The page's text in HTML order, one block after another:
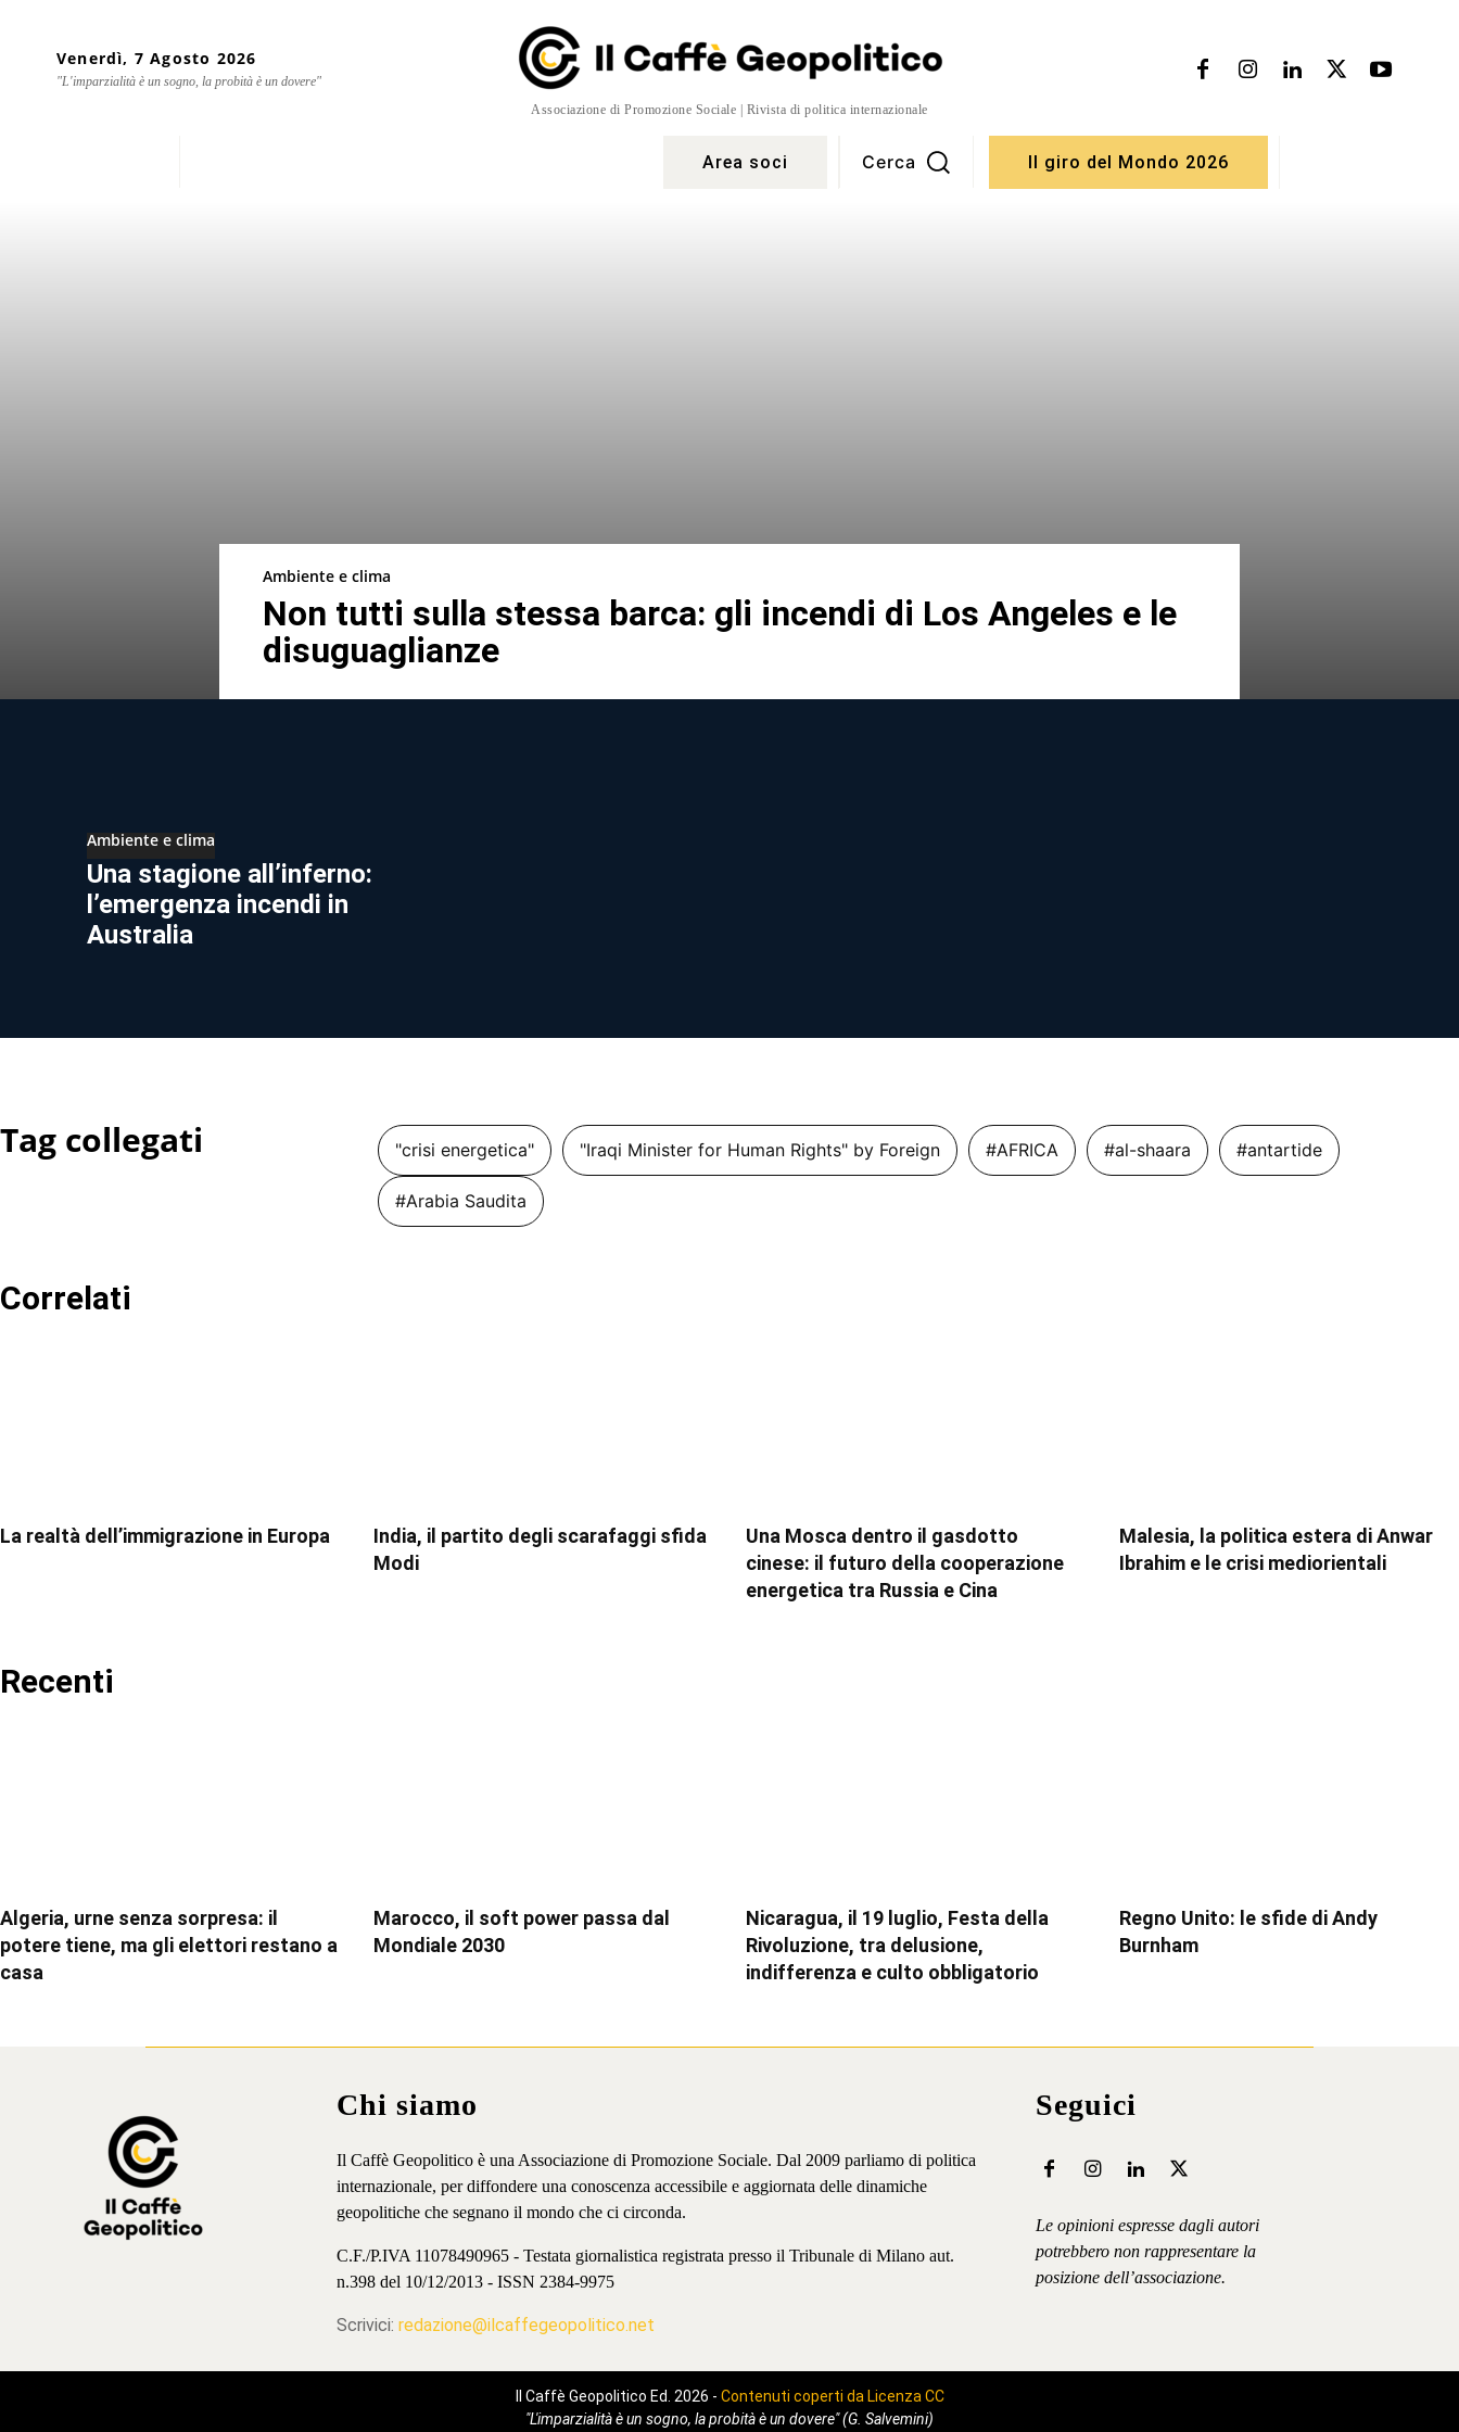
Venerdì, 7 Agosto 2026
"L'imparzialità è un sogno, la probità è un dovere"
Associazione di Promozione Sociale | Rivista di politica internazionale
Area soci Cerca Il giro del Mondo 2026
Ambiente e clima
Non tutti sulla stessa barca: gli incendi di Los Angeles e le
disuguaglianze
Ambiente e clima
Una stagione all’inferno:
l’emergenza incendi in
Australia
Tag collegati "crisi energetica" "Iraqi Minister for Human Rights" by Foreign #AFRICA #al-shaara #antartide
#Arabia Saudita
Correlati
La realtà dell’immigrazione in Europa
India, il partito degli scarafaggi sfida
Modi
Una Mosca dentro il gasdotto
cinese: il futuro della cooperazione
energetica tra Russia e Cina
Malesia, la politica estera di Anwar
Ibrahim e le crisi mediorientali
Recenti
Algeria, urne senza sorpresa: il
potere tiene, ma gli elettori restano a
casa
Marocco, il soft power passa dal
Mondiale 2030
Nicaragua, il 19 luglio, Festa della
Rivoluzione, tra delusione,
indifferenza e culto obbligatorio
Regno Unito: le sfide di Andy
Burnham
Chi siamo
Il Caffè Geopolitico è una Associazione di Promozione Sociale. Dal 2009 parliamo di politica
internazionale, per diffondere una conoscenza accessibile e aggiornata delle dinamiche
geopolitiche che segnano il mondo che ci circonda.
C.F./P.IVA 11078490965 - Testata giornalistica registrata presso il Tribunale di Milano aut.
n.398 del 10/12/2013 - ISSN 2384-9975
Scrivici: redazione@ilcaffegeopolitico.net
Seguici
Le opinioni espresse dagli autori
potrebbero non rappresentare la
posizione dell’associazione.
Il Caffè Geopolitico Ed. 2026 - Contenuti coperti da Licenza CC
"L'imparzialità è un sogno, la probità è un dovere" (G. Salvemini)